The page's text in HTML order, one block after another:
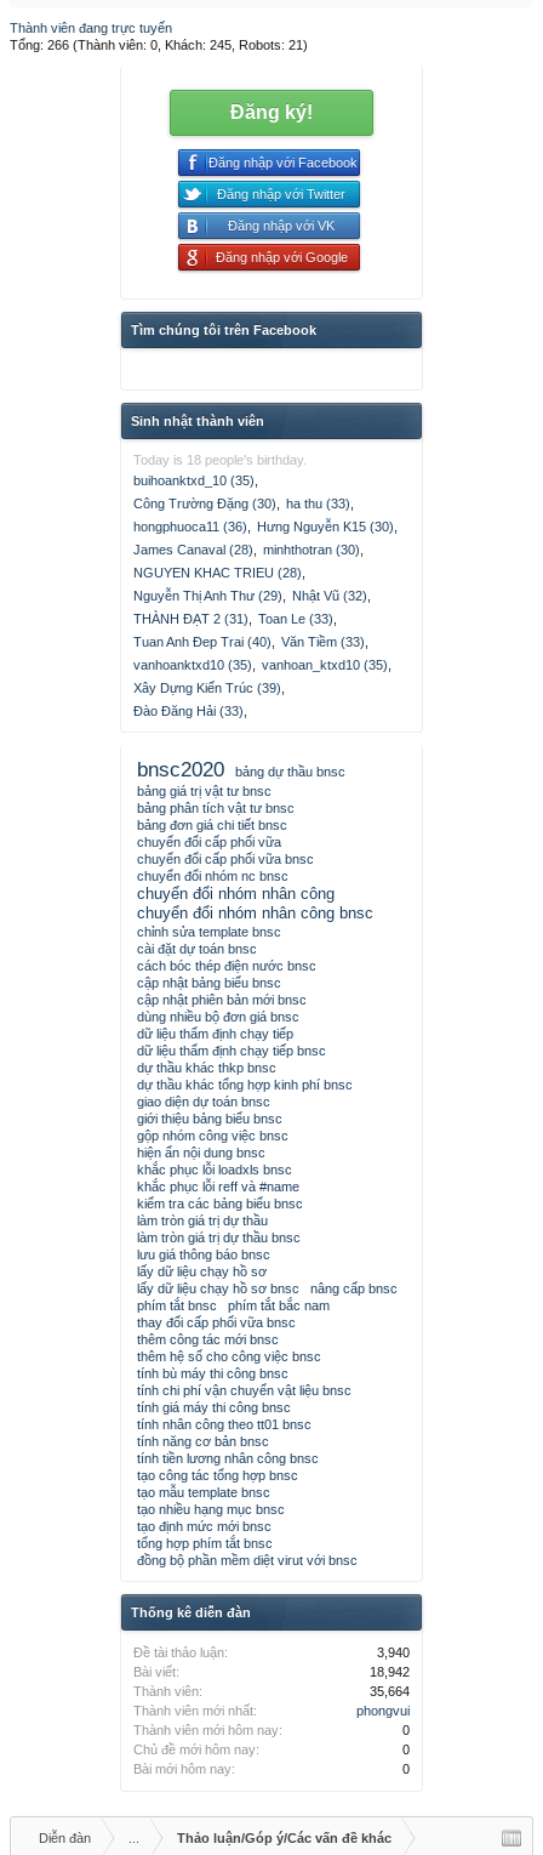
Thành viên đang trực tuyến
Tổng: 266 (Thành viên: 0, Khách: 245, Robots: 21)
Đăng ký!
Đăng nhập với Facebook
Đăng nhập với Twitter
Đăng nhập với VK
Đăng nhập với Google
Tìm chúng tôi trên Facebook
Sinh nhật thành viên
Today is 18 people's birthday.
buihoanktxd_10 (35)
Công Trường Đặng (30)
ha thu (33)
hongphuoca11 (36)
Hưng Nguyễn K15 (30)
James Canaval (28)
minhthotran (30)
NGUYEN KHAC TRIEU (28)
Nguyễn Thị Anh Thư (29)
Nhật Vũ (32)
THÀNH ĐẠT 2 (31)
Toan Le (33)
Tuan Anh Đep Trai (40)
Văn Tiềm (33)
vanhoanktxd10 (35)
vanhoan_ktxd10 (35)
Xây Dựng Kiến Trúc (39)
Đào Đăng Hải (33)
bnsc2020
bảng dự thầu bnsc
bảng giá trị vật tư bnsc
bảng phân tích vật tư bnsc
bảng đơn giá chi tiết bnsc
chuyển đổi cấp phối vữa
chuyển đổi cấp phối vữa bnsc
chuyển đổi nhóm nc bnsc
chuyển đổi nhóm nhân công
chuyển đổi nhóm nhân công bnsc
chỉnh sửa template bnsc
cài đặt dự toán bnsc
cách bóc thép điện nước bnsc
cập nhật bảng biểu bnsc
cập nhật phiên bản mới bnsc
dùng nhiều bộ đơn giá bnsc
dữ liệu thẩm định chạy tiếp
dữ liệu thẩm định chạy tiếp bnsc
dự thầu khác thkp bnsc
dự thầu khác tổng hợp kinh phí bnsc
giao diện dự toán bnsc
giới thiệu bảng biểu bnsc
gộp nhóm công việc bnsc
hiện ẩn nội dung bnsc
khắc phục lỗi loadxls bnsc
khắc phục lỗi reff và #name
kiểm tra các bảng biểu bnsc
làm tròn giá trị dự thầu
làm tròn giá trị dự thầu bnsc
lưu giá thông báo bnsc
lấy dữ liệu chạy hồ sơ
lấy dữ liệu chạy hồ sơ bnsc
nâng cấp bnsc
phím tắt bnsc
phím tắt bắc nam
thay đổi cấp phối vữa bnsc
thêm công tác mới bnsc
thêm hệ số cho công việc bnsc
tính bù máy thi công bnsc
tính chi phí vận chuyển vật liệu bnsc
tính giá máy thi công bnsc
tính nhân công theo tt01 bnsc
tính năng cơ bản bnsc
tính tiền lương nhân công bnsc
tạo công tác tổng hợp bnsc
tạo mẫu template bnsc
tạo nhiều hạng mục bnsc
tạo định mức mới bnsc
tổng hợp phím tắt bnsc
đồng bộ phần mềm diệt virut với bnsc
Thống kê diễn đàn
Đề tài thảo luận:
3,940
Bài viết:
18,942
Thành viên:
35,664
Thành viên mới nhất:
phongvui
Thành viên mới hôm nay:
0
Chủ đề mới hôm nay:
0
Bài mới hôm nay:
0
Diễn đàn Thảo luận/Góp ý/Các vấn đề khác